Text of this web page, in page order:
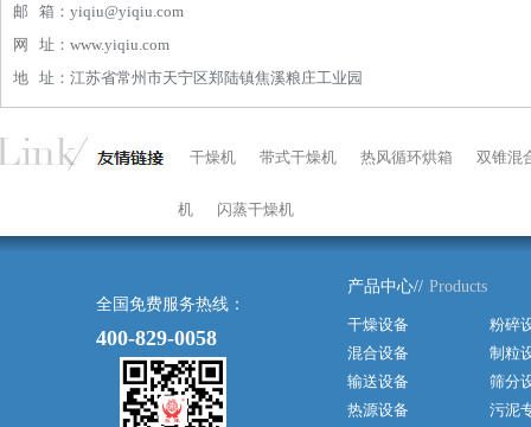
邮 箱：yiqiu@yiqiu.com
网 址：www.yiqiu.com
地 址：江苏省常州市天宁区郑陆镇焦溪粮庄工业园
干燥机 带式干燥机 热风循环烘箱 双锥混
机 闪蒸干燥机
全国免费服务热线：
400-829-0058
产品中心// Products
干燥设备
粉碎
混合设备
制粒
输送设备
筛分
热源设备
污泥